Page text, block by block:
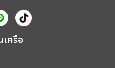
ครือ